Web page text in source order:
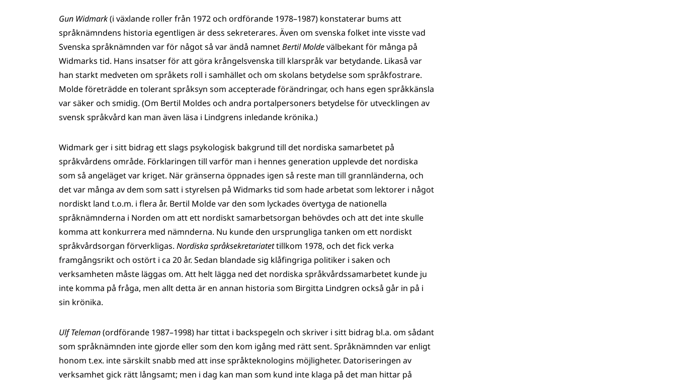
Gun Widmark(i växlande roller från 1972 och ordförande 1978–1987) konstaterar bums att
språknämndens historia egentligen är dess sekreterares. Även om svenska folket inte visste vad
Svenska språknämnden var för något så var ändå namnetBertil Moldevälbekant för många på
Widmarks tid. Hans insatser för att göra krångelsvenska till klarspråk var betydande. Likaså var
han starkt medveten om språkets roll i samhället och om skolans betydelse som språkfostrare.
Molde företrädde en tolerant språksyn som accepterade förändringar, och hans egen språkkänsla
var säker och smidig. (Om Bertil Moldes och andra portalpersoners betydelse för utvecklingen av
svensk språkvård kan man även läsa i Lindgrens inledande krönika.)
Widmark ger i sitt bidrag ett slags psykologisk bakgrund till det nordiska samarbetet på
språkvårdens område. Förklaringen till varför man i hennes generation upplevde det nordiska
som så angeläget var kriget. När gränserna öppnades igen så reste man till grannländerna, och
det var många av dem som satt i styrelsen på Widmarks tid som hade arbetat som lektorer i något
nordiskt land t.o.m. i flera år. Bertil Molde var den som lyckades övertyga de nationella
språknämnderna i Norden om att ett nordiskt samarbetsorgan behövdes och att det inte skulle
komma att konkurrera med nämnderna. Nu kunde den ursprungliga tanken om ett nordiskt
språkvårdsorgan förverkligas. Nordiska språksekretariatettillkom 1978, och det fick verka
framgångsrikt och ostört i ca 20 år. Sedan blandade sig klåfingriga politiker i saken och
verksamheten måste läggas om. Att helt lägga ned det nordiska språkvårdssamarbetet kunde ju
inte komma på fråga, men allt detta är en annan historia som Birgitta Lindgren också går in på i
sin krönika.
Ulf Teleman(ordförande 1987–1998) har tittat i backspegeln och skriver i sitt bidrag bl.a. om sådant
som språknämnden inte gjorde eller som den kom igång med rätt sent. Språknämnden var enligt
honom t.ex. inte särskilt snabb med att inse språkteknologins möjligheter. Datoriseringen av
verksamhet gick rätt långsamt; men i dag kan man som kund inte klaga på det man hittar på